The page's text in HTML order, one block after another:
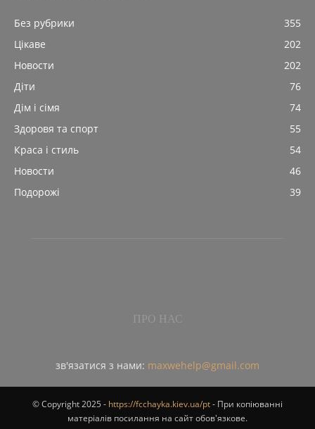
Без рубрики
355
Цікаве
202
Новости
202
Діти
76
Дім і сімя
74
Здоровя та спорт
55
Краса і стиль
54
Новости
46
Подорожі
39
ПРО НАС
зв'язатися з нами: maxwehelp@gmail.com
© Copyright 2025 - https://fcchayka.kiev.ua/pt- При копіюванні
матеріалів посилання на сайт обов'язкове.